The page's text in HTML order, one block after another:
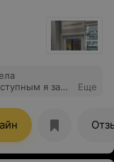
я за
Еще